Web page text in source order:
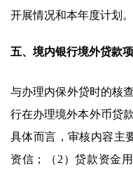
开展情况和本年度计划。
五、境内银行境外贷款
与办理内保外贷时的核
行在办理境外本外币贷
具体而言，审核内容主
资信；（2）贷款资金